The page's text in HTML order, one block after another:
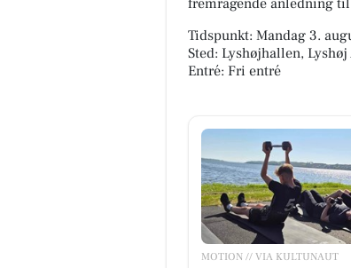
fremragende anledning
Tidspunkt: Mandag 3.
Sted: Lyshøjhallen,
Entré: Fri entré
MOTION // VIA KULTUNAUT
😉 Vi får ofte
hvordan en
Åbn opslaget